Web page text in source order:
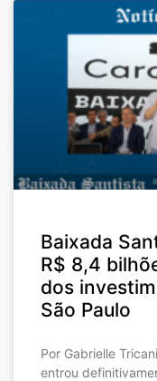
Baixada
R$ 8,4
dos
São Paulo
Por Gabrielle
entrou